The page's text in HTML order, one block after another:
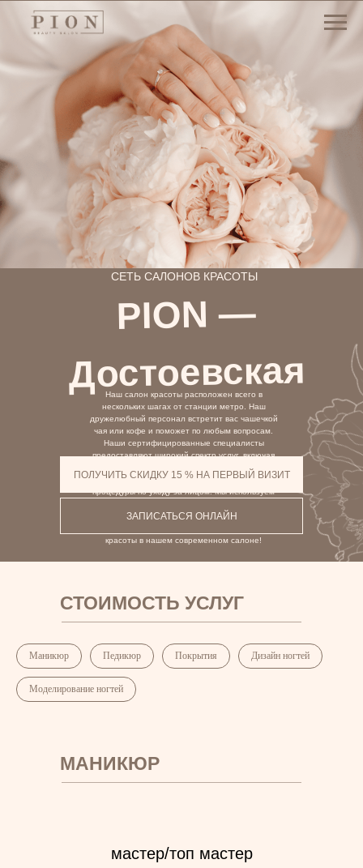
PION —
Достоевская
СЕТЬ САЛОНОВ КРАСОТЫ
Наш салон красоты расположен всего в
нескольких шагах от станции метро. Наш
дружелюбный персонал встретит вас чашечкой
чая или кофе и поможет по любым вопросам.
Наши сертифицированные специалисты
предоставляют широкий спектр услуг, включая
окрашивание волос, маникюр, педикюр,
лазерная и восковая эпиляция, массаж и
процедуры по уходу за лицом. Мы используем
продукцию, чтобы обеспечить наилучшие
красоты в нашем современном салоне!
ПОЛУЧИТЬ СКИДКУ 15 % НА ПЕРВЫЙ ВИЗИТ
ЗАПИСАТЬСЯ ОНЛАЙН
СТОИМОСТЬ УСЛУГ
Маникюр Педикюр Покрытия Дизайн ногтей
Моделирование ногтей
МАНИКЮР
мастер/топ мастер